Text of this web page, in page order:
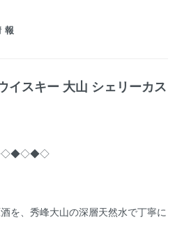
イスキー 大山 シェリーカス
を、秀峰大山の深層天然水で丁寧に